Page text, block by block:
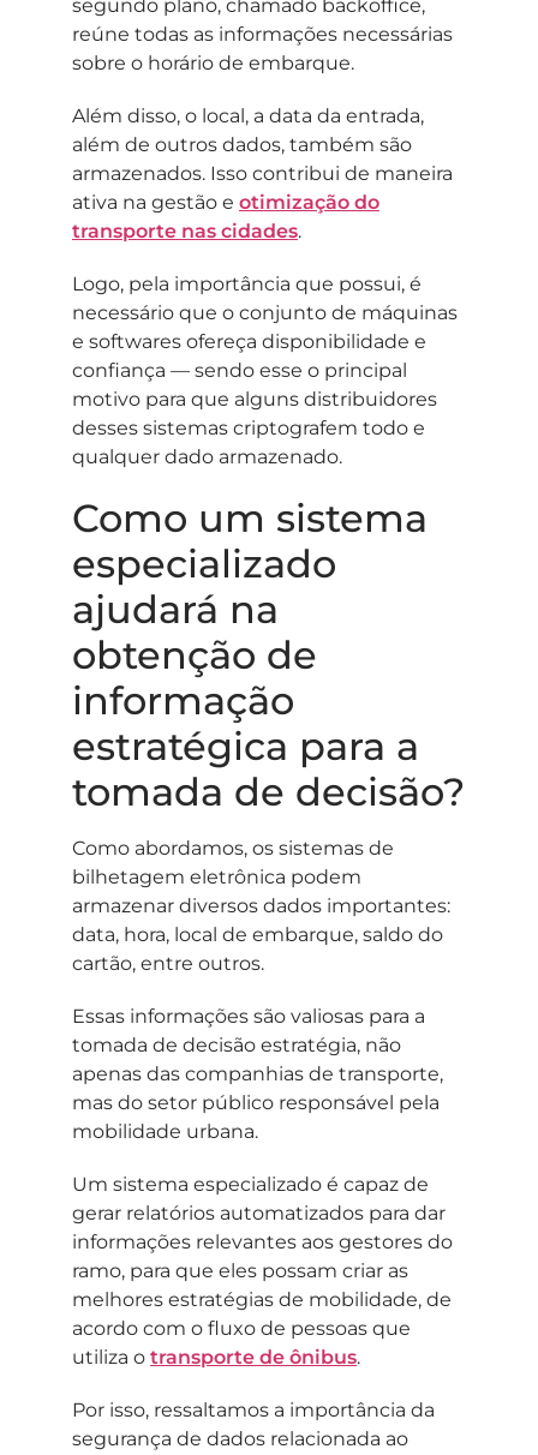
segundo plano, chamado backoffice,
reúne todas as informações necessárias
sobre o horário de embarque.
Além disso, o local, a data da entrada,
além de outros dados, também são
armazenados. Isso contribui de maneira
ativa na gestão e otimização do
transporte nas cidades.
Logo, pela importância que possui, é
necessário que o conjunto de máquinas
e softwares ofereça disponibilidade e
confiança — sendo esse o principal
motivo para que alguns distribuidores
desses sistemas criptografem todo e
qualquer dado armazenado.
Como um sistema
especializado
ajudará na
obtenção de
informação
estratégica para a
tomada de decisão?
Como abordamos, os sistemas de
bilhetagem eletrônica podem
armazenar diversos dados importantes:
data, hora, local de embarque, saldo do
cartão, entre outros.
Essas informações são valiosas para a
tomada de decisão estratégia, não
apenas das companhias de transporte,
mas do setor público responsável pela
mobilidade urbana.
Um sistema especializado é capaz de
gerar relatórios automatizados para dar
informações relevantes aos gestores do
ramo, para que eles possam criar as
melhores estratégias de mobilidade, de
acordo com o fluxo de pessoas que
utiliza o transporte de ônibus.
Por isso, ressaltamos a importância da
segurança de dados relacionada ao